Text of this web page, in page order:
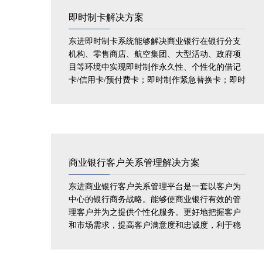
即时制卡解决方案
东进即时制卡系统能够解决商业银行在银行分支
机构、零售商店、航空集团、大型活动、政府项
目等环境中实现即时制作永久性、个性化的借记
卡/信用卡/预付费卡；即时制作紧急替换卡；即时
商业银行客户关系管理解决方案
东进商业银行客户关系管理平台是一套以客户为
中心的银行商务战略。能够使商业银行有效的管
理客户并为之提供个性化服务。更好地把握客户
和市场需求，提高客户满意度和忠诚度，利于稳